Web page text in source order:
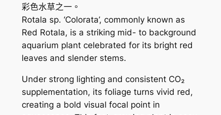
a
t
a
'
數
量
彩色水草之一。
Rotala sp. ‘Colorata’, commonly known as
Red Rotala, is a striking mid- to background
aquarium plant celebrated for its bright red
leaves and slender stems.
Under strong lighting and consistent CO₂
supplementation, its foliage turns vivid red,
creating a bold visual focal point in